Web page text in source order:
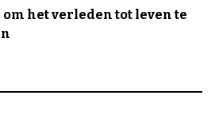
het verleden tot leven te